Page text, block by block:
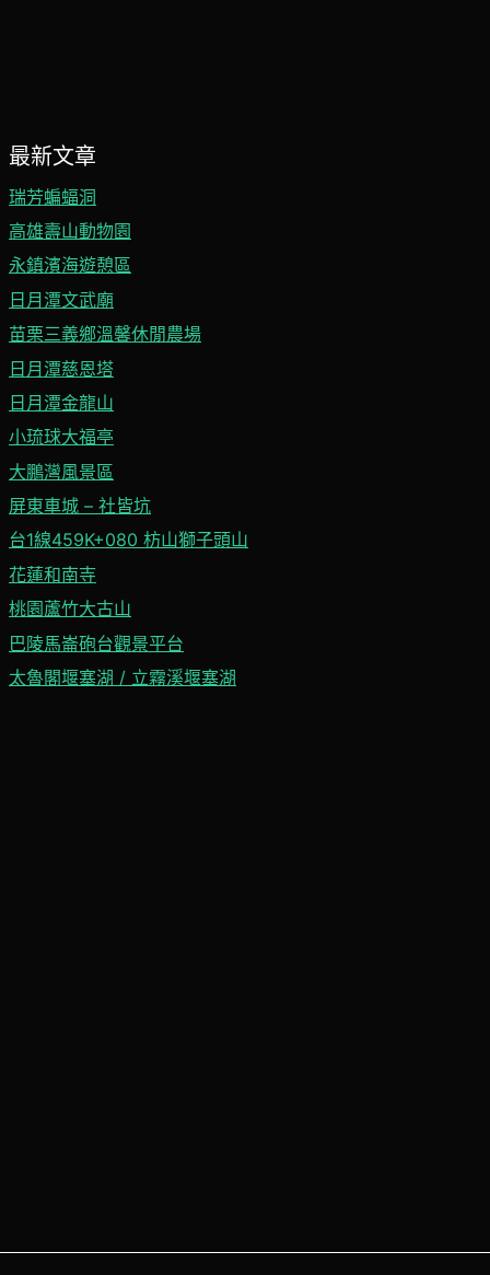
最新文章
瑞芳蝙蝠洞
高雄壽山動物園
永鎮濱海遊憩區
日月潭文武廟
苗栗三義鄉溫馨休閒農場
日月潭慈恩塔
日月潭金龍山
小琉球大福亭
大鵬灣風景區
屏東車城 – 社皆坑
台1線459K+080 枋山獅子頭山
花蓮和南寺
桃園蘆竹大古山
巴陵馬崙砲台觀景平台
太魯閣堰塞湖 / 立霧溪堰塞湖